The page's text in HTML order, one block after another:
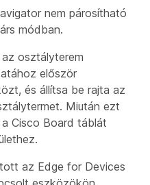
nem párosítható
módban.
osztályterem
először
és állítsa be rajta az
Miután ezt
Cisco Board táblát
az Edge for Devices